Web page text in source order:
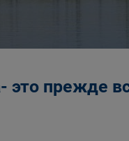
это прежде